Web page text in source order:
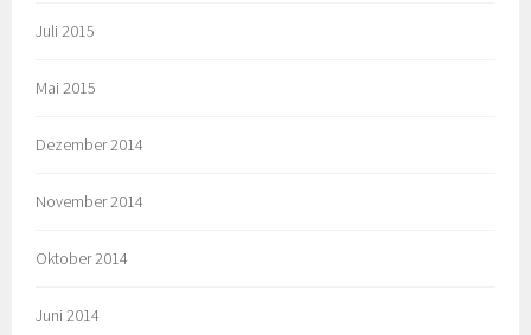
Juli 2015
Mai 2015
Dezember 2014
November 2014
Oktober 2014
Juni 2014